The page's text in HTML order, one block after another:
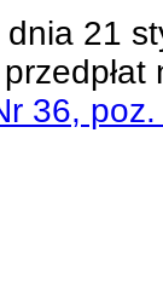
21
36,